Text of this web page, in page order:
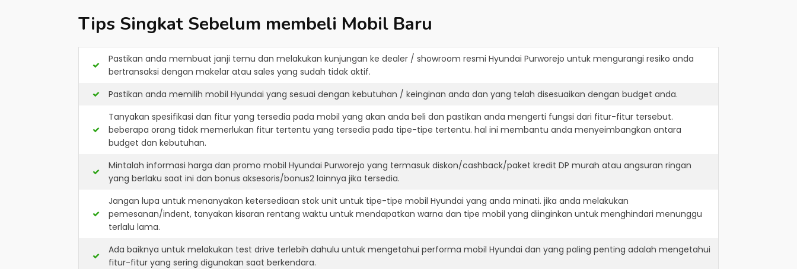
Tips Singkat Sebelum membeli Mobil Baru
Pastikan anda membuat janji temu dan melakukan kunjungan ke dealer / showroom resmi Hyundai Purworejo untuk mengurangi resiko anda
bertransaksi dengan makelar atau sales yang sudah tidak aktif.
Pastikan anda memilih mobil Hyundai yang sesuai dengan kebutuhan / keinginan anda dan yang telah disesuaikan dengan budget anda.
Tanyakan spesifikasi dan fitur yang tersedia pada mobil yang akan anda beli dan pastikan anda mengerti fungsi dari fitur-fitur tersebut.
beberapa orang tidak memerlukan fitur tertentu yang tersedia pada tipe-tipe tertentu. hal ini membantu anda menyeimbangkan antara
budget dan kebutuhan.
Mintalah informasi harga dan promo mobil Hyundai Purworejo yang termasuk diskon/cashback/paket kredit DP murah atau angsuran ringan
yang berlaku saat ini dan bonus aksesoris/bonus2 lainnya jika tersedia.
Jangan lupa untuk menanyakan ketersediaan stok unit untuk tipe-tipe mobil Hyundai yang anda minati. jika anda melakukan
pemesanan/indent, tanyakan kisaran rentang waktu untuk mendapatkan warna dan tipe mobil yang diinginkan untuk menghindari menunggu
terlalu lama.
Ada baiknya untuk melakukan test drive terlebih dahulu untuk mengetahui performa mobil Hyundai dan yang paling penting adalah mengetahui
fitur-fitur yang sering digunakan saat berkendara.